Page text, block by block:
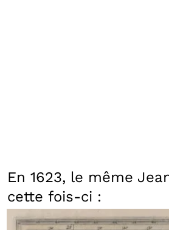
En 1623, le même
cette fois-ci :